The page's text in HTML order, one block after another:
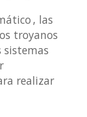
, las
troyanos
sistemas
realizar